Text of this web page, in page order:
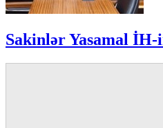
Sakinlər Yasamal İH-